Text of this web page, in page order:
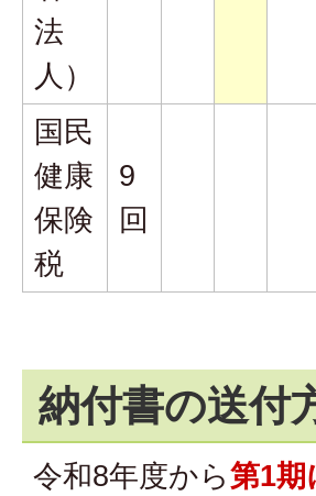
法
人）
国民
健康
保険
税
9
回
納付書の送付
令和8年度から第1期